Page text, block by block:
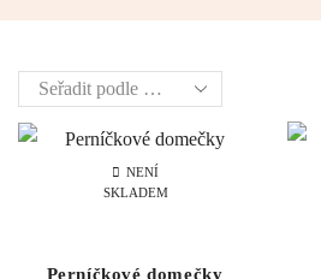
NENÍ
SKLADEM
Perníčkové domečky